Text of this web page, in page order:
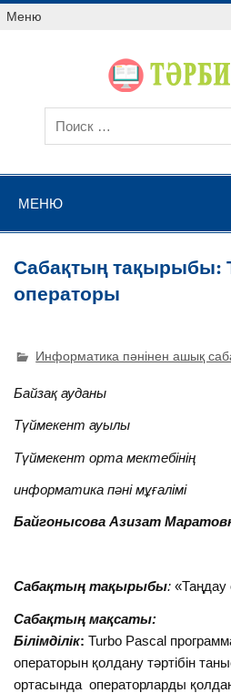
Меню
МЕНЮ
Сабақтың тақырыбы:
операторы
Информатика пәнінен ашық
Байзақ ауданы
Түймекент ауылы
Түймекент орта мектебінің
информатика пәні мұғалімі
Байгонысова Азизат
Сабақтың тақырыбы: «Таңдау
Сабақтың мақсаты:
Білімділік: Turbo Pascal
операторын қолдану тәртібін
ортасында операторларды